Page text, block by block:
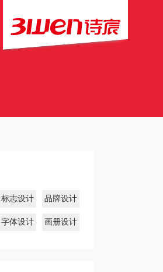
标志设计 品牌设计
字体设计 画册设计